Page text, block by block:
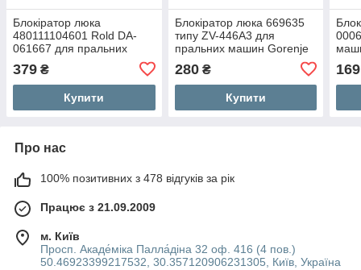
Блокіратор люка
480111104601 Rold DA-
061667 для пральних
Bauknecht, Ignis
379 ₴
Купити
Блокіратор люка 669635
типу ZV-446A3 для
пральних машин Gorenje
280₴
Купити
169
Про нас
100% позитивних з 478 відгуків за рік
Працює з 21.09.2009
м. Київ
Просп. Акаде́міка Палла́діна 32 оф. 416 (4 пов.)
50.46923399217532, 30.357120906231305, Київ, Україна